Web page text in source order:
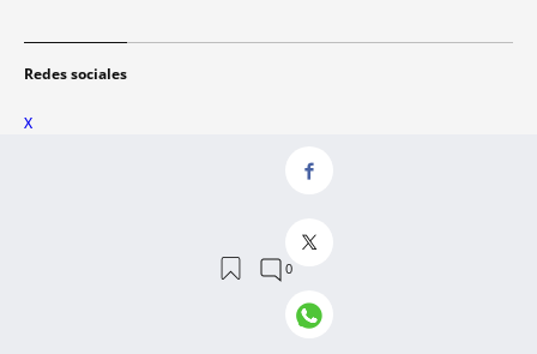
Redes sociales
X